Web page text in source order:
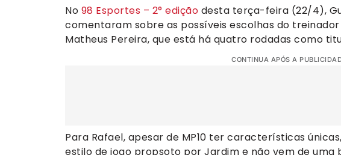
No 98 Esportes – 2° edição desta terça-feira (22/4),
comentaram sobre as possíveis escolhas do
Matheus Pereira, que está há quatro rodadas como
CONTINUA APÓS A
Para Rafael, apesar de MP10 ter características
estilo de jogo propsoto por Jardim e não vem de uma